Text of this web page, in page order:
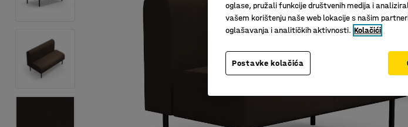
oglase, pružali funkcije društvenih medija i
vašem korištenju naše web lokacije s našim
oglašavanja i analitičkih aktivnosti. Kolačići
Postavke kolačića